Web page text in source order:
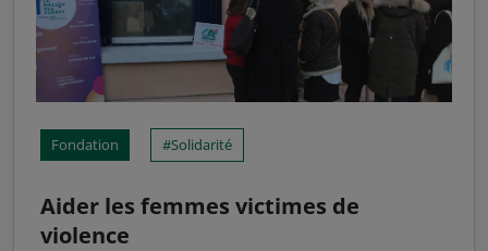
Fondation Solidarité
Aider les femmes victimes de
violence